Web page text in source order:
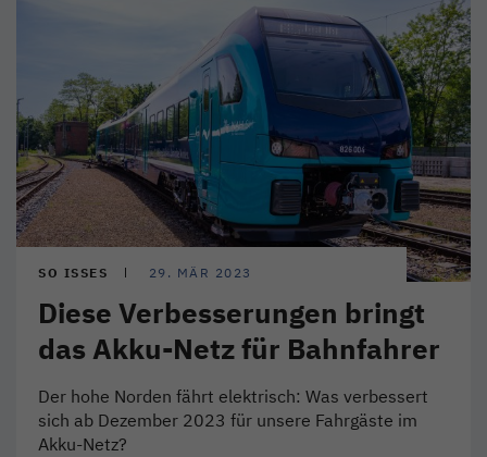
SO ISSES 29. MÄR 2023
Diese Verbesserungen bringt
das Akku-Netz für Bahnfahrer
Der hohe Norden fährt elektrisch: Was verbessert
sich ab Dezember 2023 für unsere Fahrgäste im
Akku-Netz?